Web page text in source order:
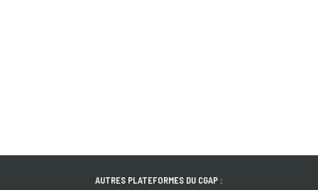
AUTRES PLATEFORMES DU CGAP :